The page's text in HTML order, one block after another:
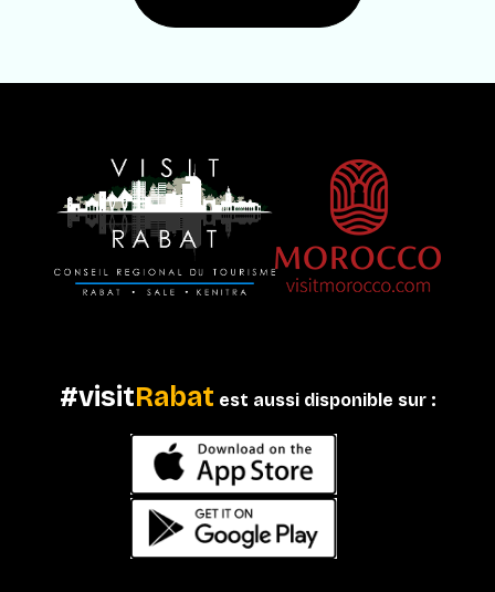
#visitRabat est aussi disponible sur :